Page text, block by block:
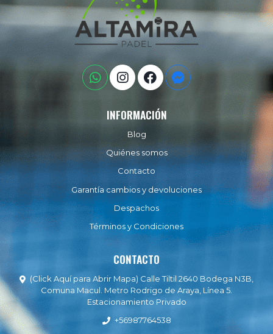
INFORMACIÓN
Blog
Quiénes somos
Contacto
Garantía cambios y devoluciones
Despachos
Términos y Condiciones
CONTACTO
(Click Aquí para Abrir Mapa) Calle Tiltil 2640 Bodega N3B,
Comuna Macul. Metro Rodrigo de Araya, Línea 5.
Estacionamiento Privado
+56987764538